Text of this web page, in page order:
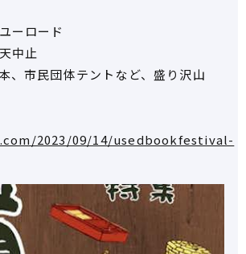
ーロード
中止
、市民団体テントなど、盛り沢山
2023/09/14/usedbookfestival-